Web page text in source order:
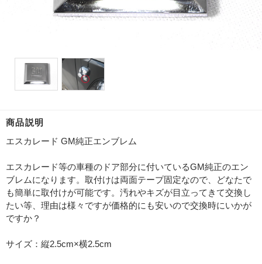
商品説明
エスカレード GM純正エンブレム
エスカレード等の車種のドア部分に付いているGM純正のエン
ブレムになります。取付けは両面テープ固定なので、どなたで
も簡単に取付けが可能です。汚れやキズが目立ってきて交換し
たい等、理由は様々ですが価格的にも安いので交換時にいかが
ですか？
サイズ：縦2.5cm×横2.5cm